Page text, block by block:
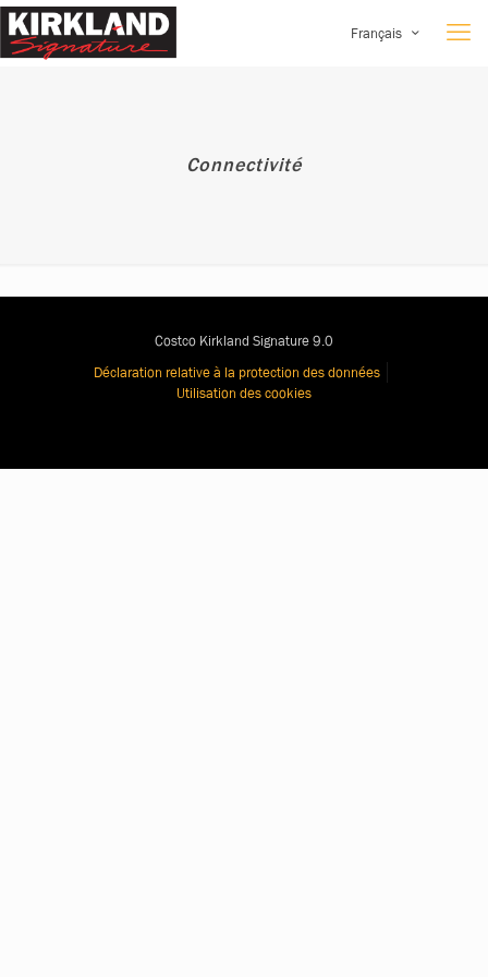
Français
Connectivité
Costco Kirkland Signature 9.0
Déclaration relative à la protection des données
Utilisation des cookies